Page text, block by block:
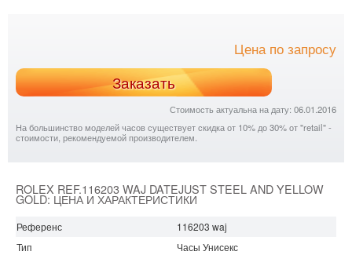
Цена по запросу
Заказать
Стоимость актуальна на дату: 06.01.2016
На большинство моделей часов существует скидка от 10% до 30% от "retail" -
стоимости, рекомендуемой производителем.
ROLEX REF.116203 WAJ DATEJUST STEEL AND YELLOW
GOLD: ЦЕНА И ХАРАКТЕРИСТИКИ
Референс
116203 waj
Тип
Часы Унисекс